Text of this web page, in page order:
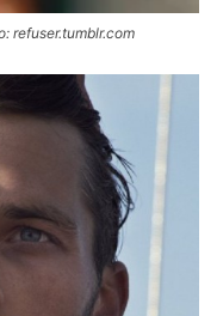
refuser.tumblr.com